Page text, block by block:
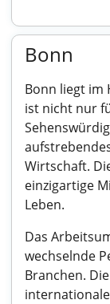
Bonn
Bonn liegt im
ist nicht nur
Wirtschaft.
einzigartige
Leben.
Das
wechselnde
Branchen.